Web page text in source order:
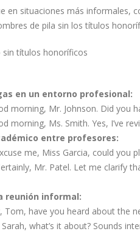
en situaciones más informales,
de pila sin los títulos
títulos honoríficos
en un entorno profesional:
morning, Mr. Johnson. Did you
morning, Ms. Smith. Yes, I’ve
entre profesores:
me, Miss Garcia, could you
Mr. Patel. Let me clarify
reunión informal:
Tom, have you heard about the
what’s it about? Sounds